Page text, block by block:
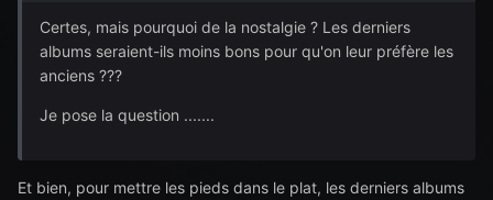
Certes, mais pourquoi de la nostalgie ? Les derniers
albums seraient-ils moins bons pour qu'on leur préfère les
anciens ???
Je pose la question .......
Et bien, pour mettre les pieds dans le plat, les derniers albums